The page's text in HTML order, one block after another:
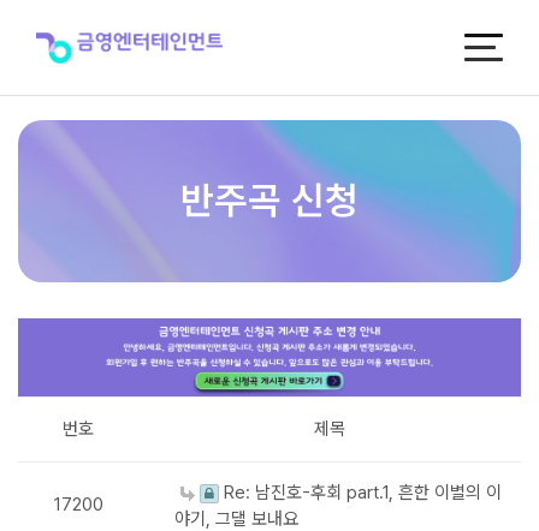
반주곡 신청
번호 제목
17200
Re: 남진호-후회 part.1, 흔한 이별의 이
야기, 그댈 보내요